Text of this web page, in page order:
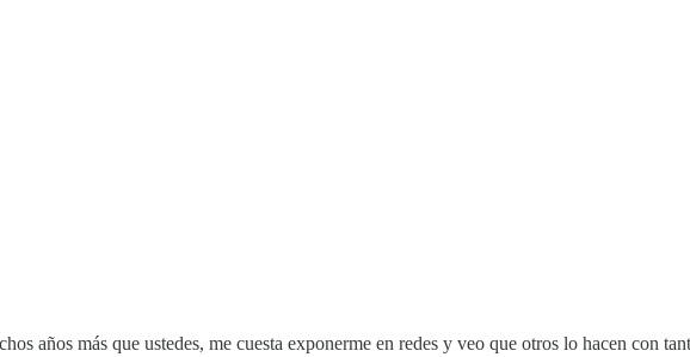
años más que ustedes, me cuesta exponerme en redes y veo que otros lo hacen con